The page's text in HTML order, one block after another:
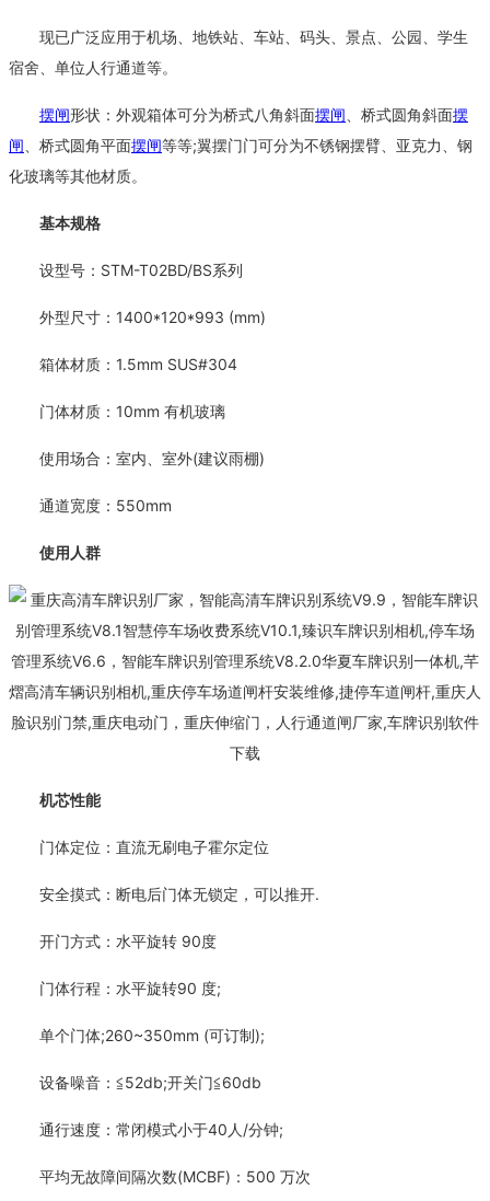
现已广泛应用于机场、地铁站、车站、码头、景点、公园、学生
宿舍、单位人行通道等。
摆闸形状：外观箱体可分为桥式八角斜面摆闸 、桥式圆角斜面摆
闸 、桥式圆角平面摆闸等等;翼摆门门可分为不锈钢摆臂、亚克力、钢
化玻璃等其他材质。
基本规格
设型号：STM-T02BD/BS系列
外型尺寸：1400*120*993 (mm)
箱体材质：1.5mm SUS#304
门体材质：10mm 有机玻璃
使用场合：室内、室外(建议雨棚)
通道宽度：550mm
使用人群
机芯性能
门体定位：直流无刷电子霍尔定位
安全摸式：断电后门体无锁定，可以推开.
开门方式：水平旋转 90度
门体行程：水平旋转90 度;
单个门体;260~350mm (可订制);
设备噪音：≦52db;开关门≦60db
通行速度：常闭模式小于40人/分钟;
平均无故障间隔次数(MCBF)：500 万次